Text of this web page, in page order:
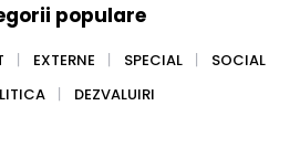
populare
EXTERNE SPECIAL
SOCIAL
DEZVALUIRI